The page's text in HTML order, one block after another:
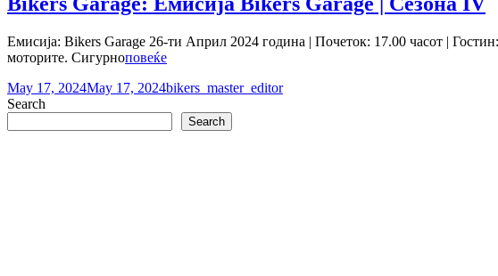
Сезона
Емисија: Bikers Garage 26-ти Април 2024 година | Почеток: 17.00 часот |
моторите. СигурноповеќеBikers
Емисија
Garage
Posted-
on
May 17, 2024May 17, 2024By
Byline
bikers_master_editor
Search
Search